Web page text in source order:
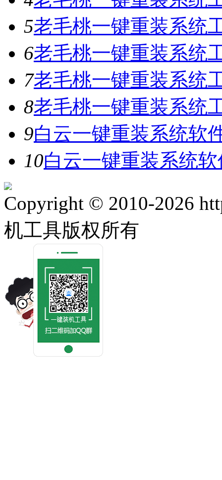
5老毛桃一键重装系统
6老毛桃一键重装系统
7老毛桃一键重装系统
8老毛桃一键重装系统
9白云一键重装系统软
10白云一键重装系统
Copyright © 2010-2026
机工具版权所有